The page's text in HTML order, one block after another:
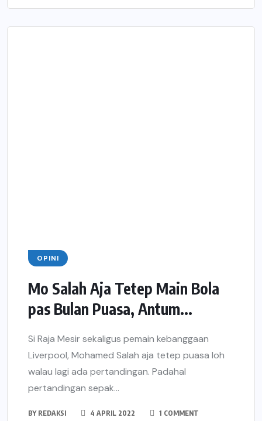
OPINI
Mo Salah Aja Tetep Main Bola
pas Bulan Puasa, Antum...
Si Raja Mesir sekaligus pemain kebanggaan
Liverpool, Mohamed Salah aja tetep puasa loh
walau lagi ada pertandingan. Padahal
pertandingan sepak...
BY REDAKSI 4 APRIL 2022 1 COMMENT